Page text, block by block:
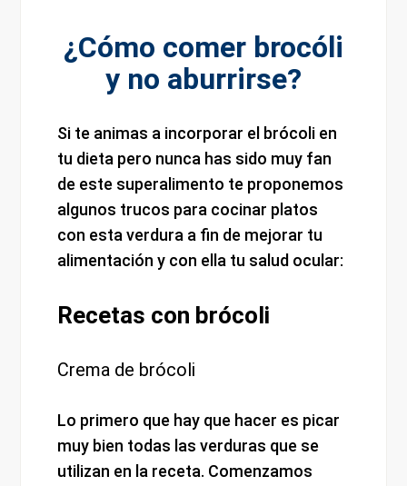
¿Cómo comer brocóli
y no aburrirse?
Si te animas a incorporar el brócoli en
tu dieta pero nunca has sido muy fan
de este superalimento te proponemos
algunos trucos para cocinar platos
con esta verdura a fin de mejorar tu
alimentación y con ella tu salud ocular:
Recetas con brócoli
Crema de brócoli
Lo primero que hay que hacer es picar
muy bien todas las verduras que se
utilizan en la receta. Comenzamos